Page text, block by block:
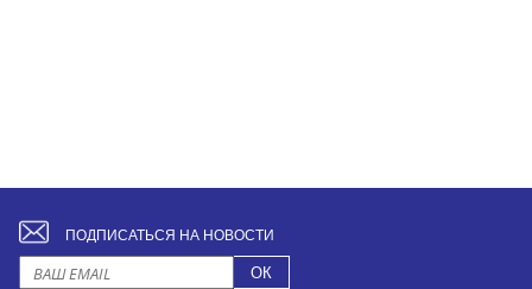
ПОДПИСАТЬСЯ НА НОВОСТИ